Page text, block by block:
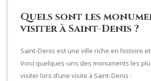
Quels sont les
visiter à Saint-Denis ?
Saint-Denis est une ville riche en histoire
Voici quelques-uns des monuments les
visiter lors d’une visite à Saint-Denis :